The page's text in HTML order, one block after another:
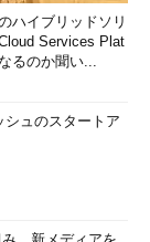
ハイブリッドソリ
Services Plat
るのか聞い...
ュのスタートア